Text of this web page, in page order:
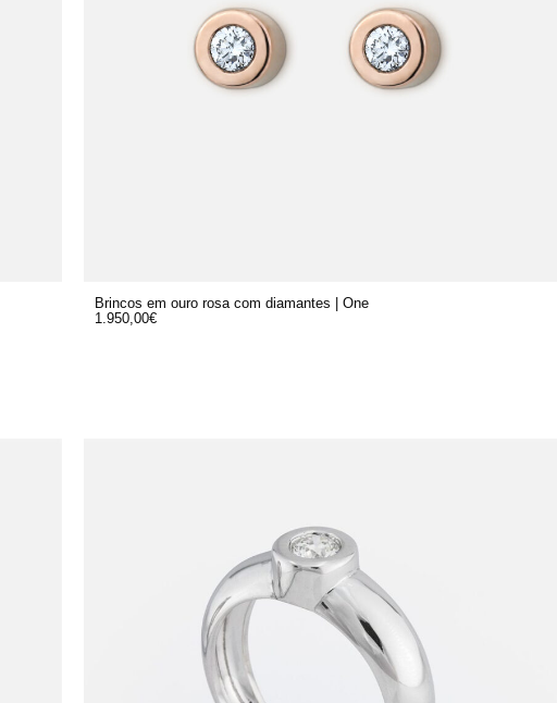
Brincos em ouro rosa com diamantes | One
1.950,00€